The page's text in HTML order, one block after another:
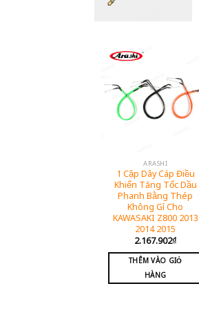
ARASHI
1 Cặp Dây Cáp Điều
Khiển Tăng Tốc Dầu
Phanh Bằng Thép
Không Gỉ Cho
KAWASAKI Z800 2013
2014 2015
2.167.902₫
THÊM VÀO GIỎ
HÀNG